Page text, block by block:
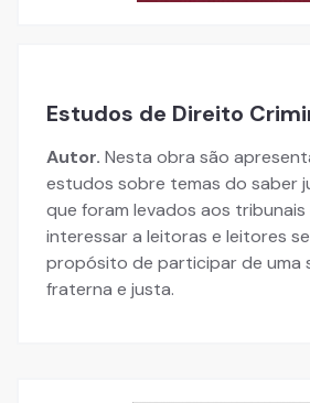
Estudos de Direito
Autor. Nesta obra são
estudos sobre temas do saber
que foram levados aos
interessar a leitoras e leitores
propósito de participar de uma
fraterna e justa.